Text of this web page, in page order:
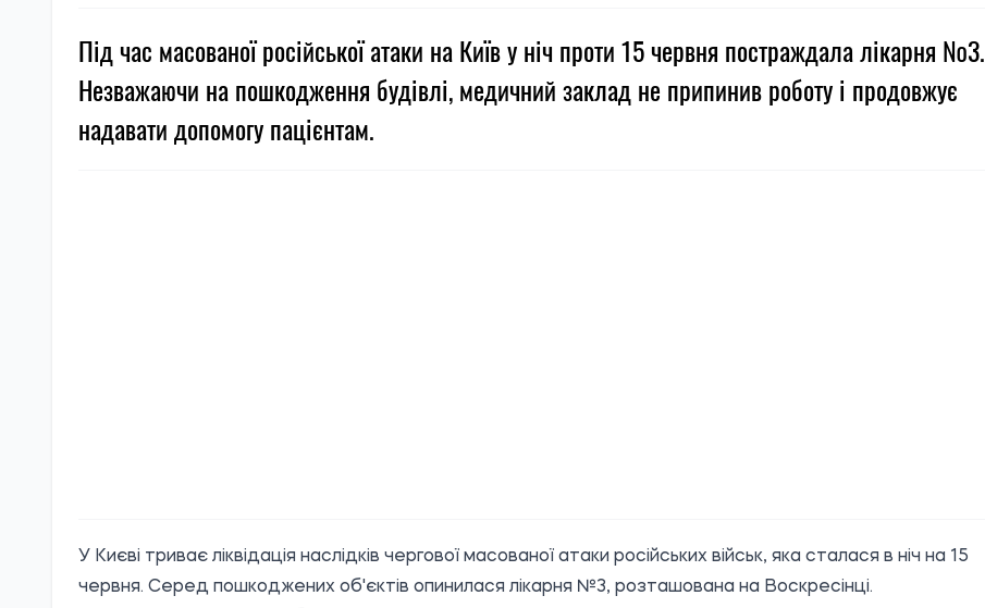
Під час масованої російської атаки на Київ у ніч проти 15 червня постраждала лікарня №3.
Незважаючи на пошкодження будівлі, медичний заклад не припинив роботу і продовжує
надавати допомогу пацієнтам.
У Києві триває ліквідація наслідків чергової масованої атаки російських військ, яка сталася в ніч на 15
червня. Серед пошкоджених об'єктів опинилася лікарня №3, розташована на Воскресінці.